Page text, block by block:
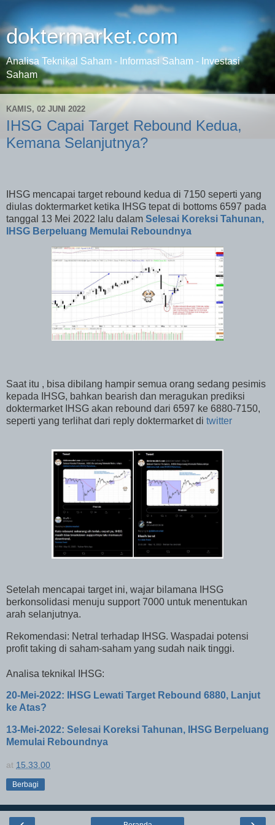
doktermarket.com
Analisa Teknikal Saham - Informasi Saham - Investasi
Saham
KAMIS, 02 JUNI 2022
IHSG Capai Target Rebound Kedua,
Kemana Selanjutnya?
IHSG mencapai target rebound kedua di 7150 seperti yang
diulas doktermarket ketika IHSG tepat di bottoms 6597 pada
tanggal 13 Mei 2022 lalu dalam Selesai Koreksi Tahunan,
IHSG Berpeluang Memulai Reboundnya
Saat itu , bisa dibilang hampir semua orang sedang pesimis
kepada IHSG, bahkan bearish dan meragukan prediksi
doktermarket IHSG akan rebound dari 6597 ke 6880-7150,
seperti yang terlihat dari reply doktermarket di twitter
Setelah mencapai target ini, wajar bilamana IHSG
berkonsolidasi menuju support 7000 untuk menentukan
arah selanjutnya.
Rekomendasi: Netral terhadap IHSG. Waspadai potensi
profit taking di saham-saham yang sudah naik tinggi.
Analisa teknikal IHSG:
20-Mei-2022: IHSG Lewati Target Rebound 6880, Lanjut
ke Atas?
13-Mei-2022: Selesai Koreksi Tahunan, IHSG Berpeluang
Memulai Reboundnya
at 15.33.00
Berbagi